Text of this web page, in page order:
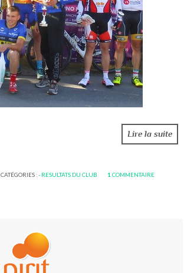
Lire la suite
CATÉGORIES :- RESULTATS DU CLUB 1 COMMENTAIRE